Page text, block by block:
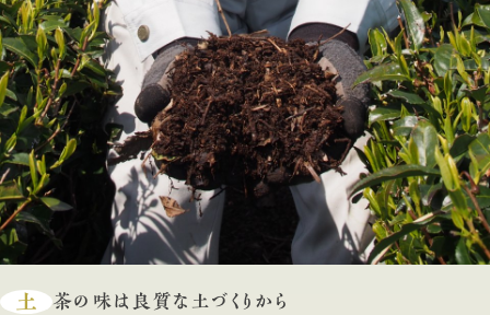
土 茶の味は良質な土づくりから